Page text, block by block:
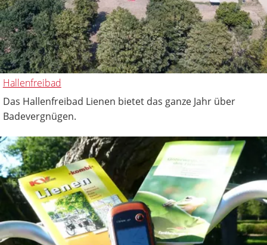
Hallenfreibad
Das Hallenfreibad Lienen bietet das ganze Jahr über
Badevergnügen.